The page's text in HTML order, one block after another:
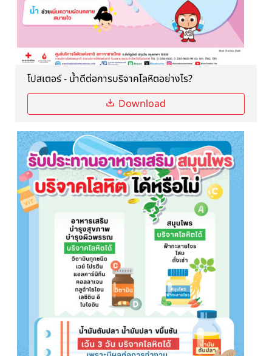
โปสเตอร์ - น้ำดีต่อการบริจาคโลหิตอย่างไร?
Download